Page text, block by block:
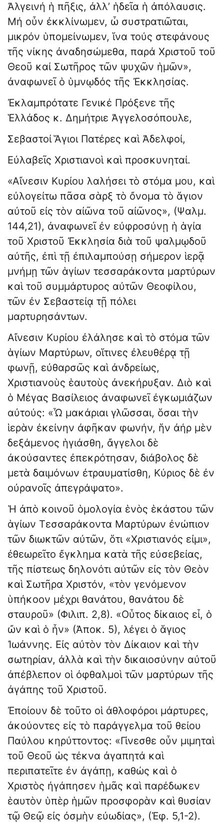
Ἀλγεινή ἡ πῆξις, ἀλλ’ ἡδεῖα ἡ ἀπόλαυσις.
Μή οὖν ἐκκλίνωμεν, ὦ συστρατιῶται,
μικρόν ὑπομείνωμεν, ἵνα τούς στεφάνους
τῆς νίκης ἀναδησώμεθα, παρά Χριστοῦ τοῦ
Θεοῦ καί Σωτῆρος τῶν ψυχῶν ἡμῶν»,
ἀναφωνεῖ ὁ ὑμνῳδός τῆς Ἐκκλησίας.
Ἐκλαμπρότατε Γενικέ Πρόξενε τῆς
Ἑλλάδος κ. Δημήτριε Ἀγγελοσόπουλε,
Σεβαστοί Ἅγιοι Πατέρες καὶ Ἀδελφοί,
Εὐλαβεῖς Χριστιανοὶ καὶ προσκυνηταί.
«Αἴνεσιν Κυρίου λαλήσει τὸ στόμα μου, καὶ
εὐλογείτω πᾶσα σὰρξ τὸ ὄνομα τὸ ἅγιον
αὐτοῦ εἰς τὸν αἰῶνα τοῦ αἰῶνος», (Ψαλμ.
144,21), ἀναφωνεῖ ἐν εὐφροσύνῃ ἡ ἁγία
τοῦ Χριστοῦ Ἐκκλησία διὰ τοῦ ψαλμῳδοῦ
αὐτῆς, ἐπὶ τῇ ἐπιλαμπούσῃ σήμερον ἱερᾷ
μνήμῃ τῶν ἁγίων τεσσαράκοντα μαρτύρων
καὶ τοῦ συμμάρτυρος αὐτῶν Θεοφίλου,
τῶν ἐν Σεβαστείᾳ τῇ πόλει
μαρτυρησάντων.
Αἴνεσιν Κυρίου ἐλάλησε καὶ τὸ στόμα τῶν
ἁγίων Μαρτύρων, οἵτινες ἐλευθέρᾳ τῇ
φωνῇ, εὐθαρσῶς καὶ ἀνδρείως,
Χριστιανοὺς ἑαυτοὺς ἀνεκήρυξαν. Διὸ καὶ
ὁ Μέγας Βασίλειος ἀναφωνεῖ ἐγκωμιάζων
αὐτούς: «Ὦ μακάριαι γλῶσσαι, ὅσαι τὴν
ἱερὰν ἐκείνην ἀφῆκαν φωνήν, ἥν ἀήρ μὲν
δεξάμενος ἡγιάσθη, ἄγγελοι δὲ
ἀκούσαντες ἐπεκρότησαν, διάβολος δὲ
μετὰ δαιμόνων ἐτραυματίσθη, Κύριος δὲ ἐν
οὐρανοῖς ἀπεγράψατο».
Ἡ ἀπὸ κοινοῦ ὁμολογία ἑνὸς ἑκάστου τῶν
ἁγίων Τεσσαράκοντα Μαρτύρων ἐνώπιον
τῶν διωκτῶν αὐτῶν, ὅτι «Χριστιανός εἰμι»,
ἐθεωρεῖτο ἔγκλημα κατὰ τῆς εὐσεβείας,
τῆς πίστεως δηλονότι αὐτῶν εἰς τὸν Θεὸν
καὶ Σωτῆρα Χριστόν, «τὸν γενόμενον
ὑπήκοον μέχρι θανάτου, θανάτου δὲ
σταυροῦ» (Φιλιπ. 2,8). «Οὗτος δίκαιος εἶ, ὁ
ὤν καὶ ὁ ἦν» (Ἀποκ. 5), λέγει ὁ ἅγιος
Ἰωάννης. Εἰς αὐτὸν τὸν Δίκαιον καὶ τὴν
σωτηρίαν, ἀλλὰ καὶ τὴν δικαιοσύνην αὐτοῦ
ἀπέβλεπον οἱ ὀφθαλμοὶ τῶν μαρτύρων τῆς
ἀγάπης τοῦ Χριστοῦ.
Ἐποίουν δὲ τοῦτο οἱ ἀθλοφόροι μάρτυρες,
ἀκούοντες εἰς τὸ παράγγελμα τοῦ θείου
Παύλου κηρύττοντος: «Γίνεσθε οὖν μιμηταὶ
τοῦ Θεοῦ ὡς τέκνα ἀγαπητά καὶ
περιπατεῖτε ἐν ἀγάπῃ, καθώς καὶ ὁ
Χριστὸς ἠγάπησεν ἡμᾶς καὶ παρέδωκεν
ἑαυτὸν ὑπὲρ ἡμῶν προσφορὰν καὶ θυσίαν
τῷ Θεῷ εἰς ὀσμὴν εὐωδίας», (Ἐφ. 5,1-2).